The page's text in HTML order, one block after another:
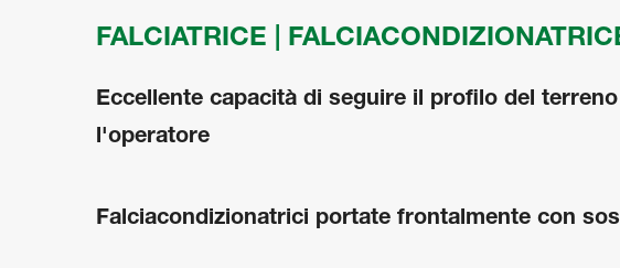
FALCIATRICE |
Eccellente capacità di seguire il profilo del
l'operatore
Falciacondizionatrici portate frontalmente con